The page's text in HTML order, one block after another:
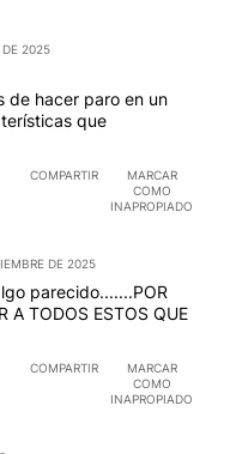
DE 2025
de hacer paro en un
que
COMPARTIR
MARCAR
COMO
INAPROPIADO
DE 2025
parecido.......POR
A TODOS ESTOS QUE
COMPARTIR
MARCAR
COMO
INAPROPIADO
a massita.